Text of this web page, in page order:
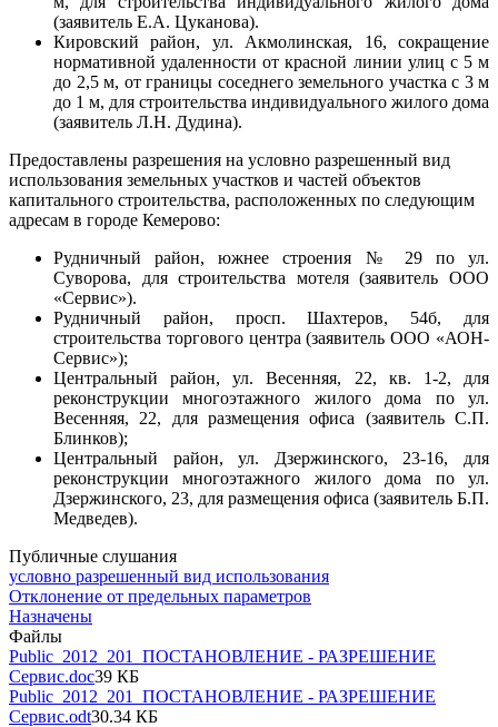
(заявитель Е.А. Цуканова).
Кировский район, ул. Акмолинская, 16, сокращение
нормативной удаленности от красной линии улиц с 5 м
до 2,5 м, от границы соседнего земельного участка с 3 м
до 1 м, для строительства индивидуального жилого дома
(заявитель Л.Н. Дудина).
Предоставлены разрешения на условно разрешенный вид
использования земельных участков и частей объектов
капитального строительства, расположенных по следующим
адресам в городе Кемерово:
Рудничный район, южнее строения № 29 по ул.
Суворова, для строительства мотеля (заявитель ООО
«Сервис»).
Рудничный район, просп. Шахтеров, 54б, для
строительства торгового центра (заявитель ООО «АОН-
Сервис»);
Центральный район, ул. Весенняя, 22, кв. 1-2, для
реконструкции многоэтажного жилого дома по ул.
Весенняя, 22, для размещения офиса (заявитель С.П.
Блинков);
Центральный район, ул. Дзержинского, 23-16, для
реконструкции многоэтажного жилого дома по ул.
Дзержинского, 23, для размещения офиса (заявитель Б.П.
Медведев).
Публичные слушания
условно разрешенный вид использования
Отклонение от предельных параметров
Назначены
Файлы
Public_2012_201_ПОСТАНОВЛЕНИЕ - РАЗРЕШЕНИЕ
Сервис.doc39 КБ
Public_2012_201_ПОСТАНОВЛЕНИЕ - РАЗРЕШЕНИЕ
Сервис.odt30.34 КБ